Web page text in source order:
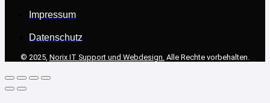
Impressum
Datenschutz
© 2025, Norix IT Support und Webdesign. Alle Rechte vorbehalten.